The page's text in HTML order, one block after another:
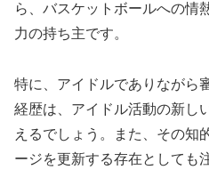
ら、バスケットボールへの情
力の持ち主です。
特に、アイドルでありながら
経歴は、アイドル活動の新し
えるでしょう。また、その知
ージを更新する存在としても